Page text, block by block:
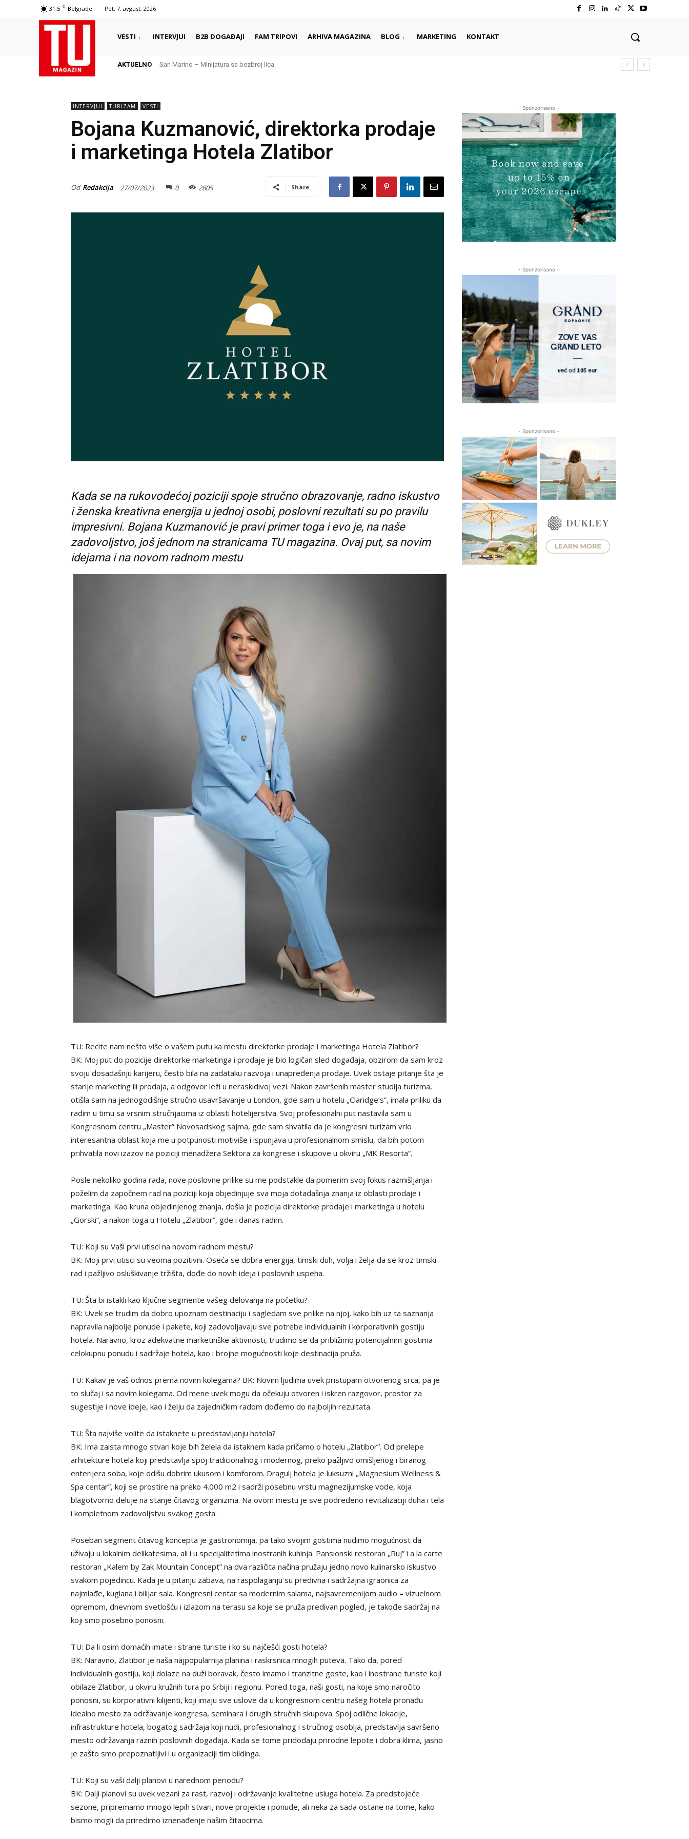
31.5 C Belgrade Pet. 7. avgust, 2026
VESTI INTERVJUI B2B DOGAĐAJI FAM TRIPOVI ARHIVA MAGAZINA BLOG MARKETING KONTAKT
AKTUELNO Local lore hunting – grad je najbolje upoznati kroz njegove ljude i tradiciju
San Marino – Minijatura sa bezbroj lica
INTERVJUI TURIZAM VESTI
Bojana Kuzmanović, direktorka prodaje
i marketinga Hotela Zlatibor
Od Redakcija 27/07/2023 0 2805 Share
Kada se na rukovodećoj poziciji spoje stručno obrazovanje, radno iskustvo
i ženska kreativna energija u jednoj osobi, poslovni rezultati su po pravilu
impresivni. Bojana Kuzmanović je pravi primer toga i evo je, na naše
zadovoljstvo, još jednom na stranicama TU magazina. Ovaj put, sa novim
idejama i na novom radnom mestu
TU: Recite nam nešto više o vašem putu ka mestu direktorke prodaje i marketinga Hotela Zlatibor?
BK: Moj put do pozicije direktorke marketinga i prodaje je bio logičan sled događaja, obzirom da sam kroz
svoju dosadašnju karijeru, često bila na zadataku razvoja i unapređenja prodaje. Uvek ostaje pitanje šta je
starije marketing ili prodaja, a odgovor leži u neraskidivoj vezi. Nakon završenih master studija turizma,
otišla sam na jednogodišnje stručno usavršavanje u London, gde sam u hotelu „Claridge’s”, imala priliku da
radim u timu sa vrsnim stručnjacima iz oblasti hotelijerstva. Svoj profesionalni put nastavila sam u
Kongresnom centru „Master” Novosadskog sajma, gde sam shvatila da je kongresni turizam vrlo
interesantna oblast koja me u potpunosti motiviše i ispunjava u profesionalnom smislu, da bih potom
prihvatila novi izazov na poziciji menadžera Sektora za kongrese i skupove u okviru „MK Resorta”.
Posle nekoliko godina rada, nove poslovne prilike su me podstakle da pomerim svoj fokus razmišljanja i
poželim da započnem rad na poziciji koja objedinjuje sva moja dotadašnja znanja iz oblasti prodaje i
marketinga. Kao kruna objedinjenog znanja, došla je pozicija direktorke prodaje i marketinga u hotelu
„Gorski”, a nakon toga u Hotelu „Zlatibor”, gde i danas radim.
TU: Koji su Vaši prvi utisci na novom radnom mestu?
BK: Moji prvi utisci su veoma pozitivni. Oseća se dobra energija, timski duh, volja i želja da se kroz timski
rad i pažljivo osluškivanje tržišta, dođe do novih ideja i poslovnih uspeha.
TU: Šta bi istakli kao ključne segmente vašeg delovanja na početku?
BK: Uvek se trudim da dobro upoznam destinaciju i sagledam sve prilike na njoj, kako bih uz ta saznanja
napravila najbolje ponude i pakete, koji zadovoljavaju sve potrebe individualnih i korporativnih gostiju
hotela. Naravno, kroz adekvatne marketinške aktivnosti, trudimo se da približimo potencijalnim gostima
celokupnu ponudu i sadržaje hotela, kao i brojne mogućnosti koje destinacija pruža.
TU: Kakav je vaš odnos prema novim kolegama? BK: Novim ljudima uvek pristupam otvorenog srca, pa je
to slučaj i sa novim kolegama. Od mene uvek mogu da očekuju otvoren i iskren razgovor, prostor za
sugestije i nove ideje, kao i želju da zajedničkim radom dođemo do najboljih rezultata.
TU: Šta najviše volite da istaknete u predstavljanju hotela?
BK: Ima zaista mnogo stvari koje bih želela da istaknem kada pričamo o hotelu „Zlatibor”. Od prelepe
arhitekture hotela koji predstavlja spoj tradicionalnog i modernog, preko pažljivo omišljenog i biranog
enterijera soba, koje odišu dobrim ukusom i komforom. Dragulj hotela je luksuzni „Magnesium Wellness &
Spa centar”, koji se prostire na preko 4.000 m2 i sadrži posebnu vrstu magnezijumske vode, koja
blagotvorno deluje na stanje čitavog organizma. Na ovom mestu je sve podređeno revitalizaciji duha i tela
i kompletnom zadovoljstvu svakog gosta.
Poseban segment čitavog koncepta je gastronomija, pa tako svojim gostima nudimo mogućnost da
uživaju u lokalnim delikatesima, ali i u specijalitetima inostranih kuhinja. Pansionski restoran „Ruj” i a la carte
restoran „Kalem by Zak Mountain Concept” na dva različita načina pružaju jedno novo kulinarsko iskustvo
svakom pojedincu. Kada je u pitanju zabava, na raspolaganju su predivna i sadržajna igraonica za
najmlađe, kuglana i bilijar sala. Kongresni centar sa modernim salama, najsavremenijom audio – vizuelnom
opremom, dnevnom svetlošću i izlazom na terasu sa koje se pruža predivan pogled, je takođe sadržaj na
koji smo posebno ponosni.
TU: Da li osim domaćih imate i strane turiste i ko su najčešći gosti hotela?
BK: Naravno, Zlatibor je naša najpopularnija planina i raskrsnica mnogih puteva. Tako da, pored
individualnih gostiju, koji dolaze na duži boravak, često imamo i tranzitne goste, kao i inostrane turiste koji
obilaze Zlatibor, u okviru kružnih tura po Srbiji i regionu. Pored toga, naši gosti, na koje smo naročito
ponosni, su korporativni kilijenti, koji imaju sve uslove da u kongresnom centru našeg hotela pronađu
idealno mesto za održavanje kongresa, seminara i drugih stručnih skupova. Spoj odlične lokacije,
infrastrukture hotela, bogatog sadržaja koji nudi, profesionalnog i stručnog osoblja, predstavlja savršeno
mesto održavanja raznih poslovnih događaja. Kada se tome pridodaju prirodne lepote i dobra klima, jasno
je zašto smo prepoznatljivi i u organizaciji tim bildinga.
TU: Koji su vaši dalji planovi u narednom periodu?
BK: Dalji planovi su uvek vezani za rast, razvoj i održavanje kvalitetne usluga hotela. Za predstojeće
sezone, pripremamo mnogo lepih stvari, nove projekte i ponude, ali neka za sada ostane na tome, kako
bismo mogli da priredimo iznenađenje našim čitaocima.
- Sponzorisano -
- Sponzorisano -
- Sponzorisano -